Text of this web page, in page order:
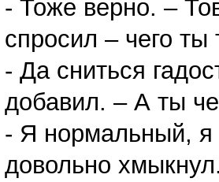
- Тоже верно. –
спросил – чего ты
- Да сниться
добавил. – А ты
- Я нормальный, я
довольно